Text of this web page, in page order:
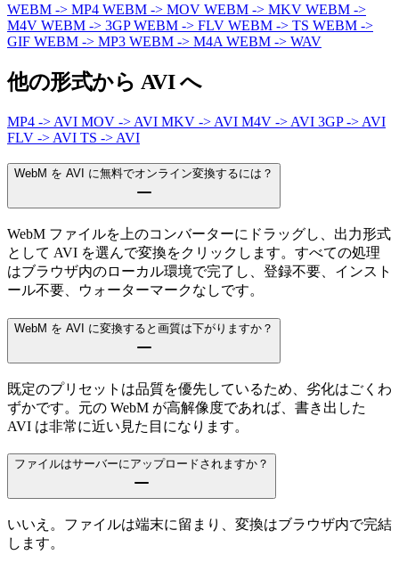
WEBM -> MP4 WEBM -> MOV WEBM -> MKV WEBM ->
M4V WEBM -> 3GPWEBM -> FLV WEBM -> TS WEBM ->
GIF WEBM -> MP3 WEBM -> M4A WEBM -> WAV
他の形式から AVI へ
MP4 -> AVI MOV -> AVI MKV -> AVI M4V -> AVI 3GP -> AVI
FLV -> AVI TS -> AVI
WebM を AVI に無料でオンライン変換するには？
WebM ファイルを上のコンバーターにドラッグし、出力形式
として AVI を選んで変換をクリックします。すべての処理
はブラウザ内のローカル環境で完了し、登録不要、インスト
ール不要、ウォーターマークなしです。
WebM を AVI に変換すると画質は下がりますか？
既定のプリセットは品質を優先しているため、劣化はごくわ
ずかです。元の WebM が高解像度であれば、書き出した
AVI は非常に近い見た目になります。
ファイルはサーバーにアップロードされますか？
いいえ。ファイルは端末に留まり、変換はブラウザ内で完結
します。